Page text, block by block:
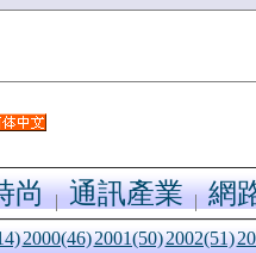
尚 通訊產業 網
2000(46)2001(50)2002(51)